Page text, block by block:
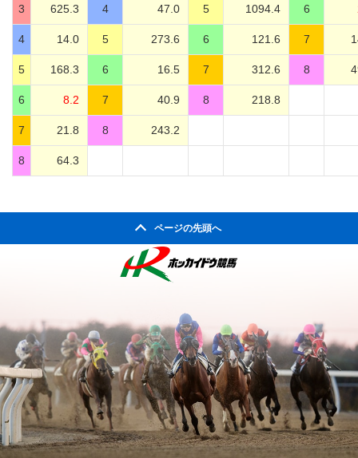
3 625.3 4 47.0 5 1094.4 6
4 14.0 5 273.6 6 121.6 7
5 168.3 6 16.5 7 312.6 8
6 8.2 7 40.9 8 218.8
7 21.8 8 243.2
8 64.3
ページの先頭へ